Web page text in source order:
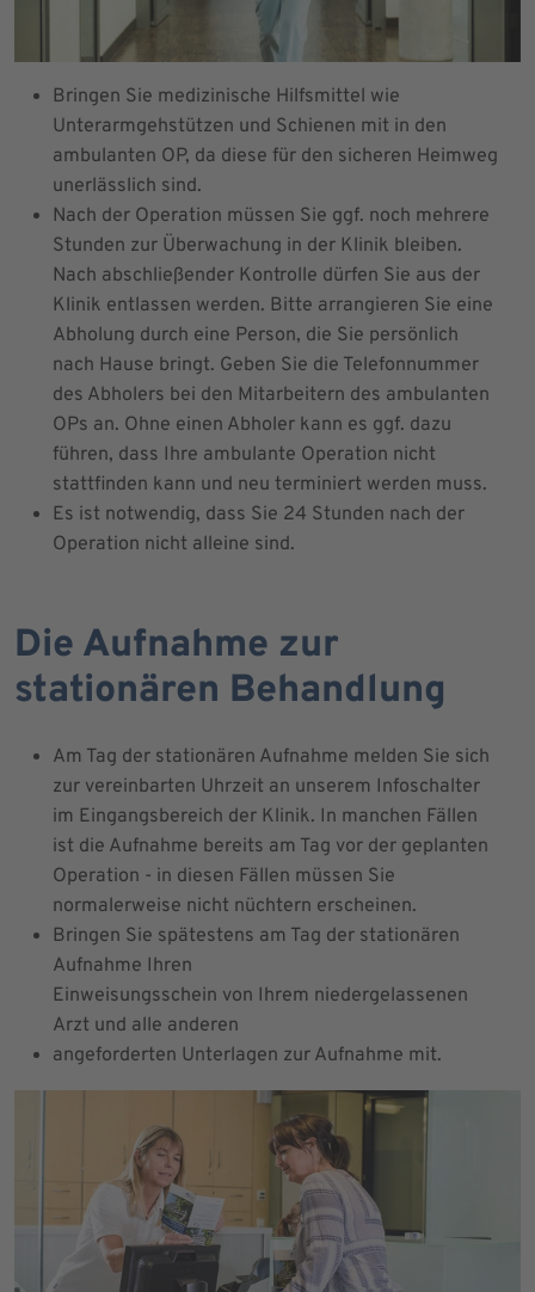
Bringen Sie medizinische Hilfsmittel wie
Unterarmgehstützen und Schienen mit in den
ambulanten OP, da diese für den sicheren Heimweg
unerlässlich sind.
Nach der Operation müssen Sie ggf. noch mehrere
Stunden zur Überwachung in der Klinik bleiben.
Nach abschließender Kontrolle dürfen Sie aus der
Klinik entlassen werden. Bitte arrangieren Sie eine
Abholung durch eine Person, die Sie persönlich
nach Hause bringt. Geben Sie die Telefonnummer
des Abholers bei den Mitarbeitern des ambulanten
OPs an. Ohne einen Abholer kann es ggf. dazu
führen, dass Ihre ambulante Operation nicht
stattfinden kann und neu terminiert werden muss.
Es ist notwendig, dass Sie 24 Stunden nach der
Operation nicht alleine sind.
Die Aufnahme zur
stationären Behandlung
Am Tag der stationären Aufnahme melden Sie sich
zur vereinbarten Uhrzeit an unserem Infoschalter
im Eingangsbereich der Klinik. In manchen Fällen
ist die Aufnahme bereits am Tag vor der geplanten
Operation - in diesen Fällen müssen Sie
normalerweise nicht nüchtern erscheinen.
Bringen Sie spätestens am Tag der stationären
Aufnahme Ihren
Einweisungsschein von Ihrem niedergelassenen
Arzt und alle anderen
angeforderten Unterlagen zur Aufnahme mit.